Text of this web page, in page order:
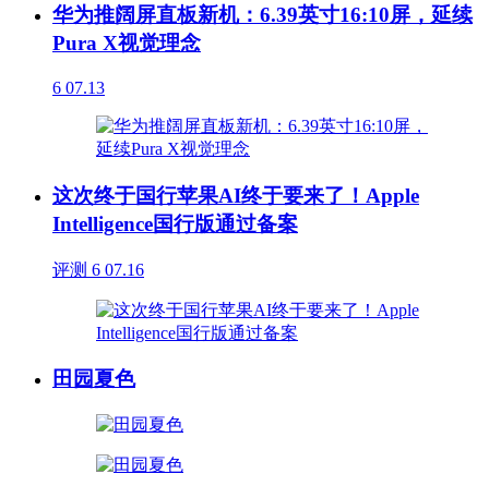
华为推阔屏直板新机：6.39英寸16:10屏，延续
Pura X视觉理念
6 07.13
这次终于国行苹果AI终于要来了！Apple
Intelligence国行版通过备案
评测 6 07.16
田园夏色